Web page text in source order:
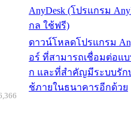
AnyDesk (โปรแกรม
กล ใช้ฟรี)
ดาวน์โหลดโปรแกรม
อร์ ที่สามารถเชื่อมต่อแ
ก และที่สำคัญมีระบบรัก
ช้ภายในธนาคารอีกด้วย